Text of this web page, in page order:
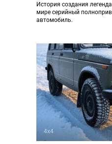
История создания
мире серийный
автомобиль.
4х4